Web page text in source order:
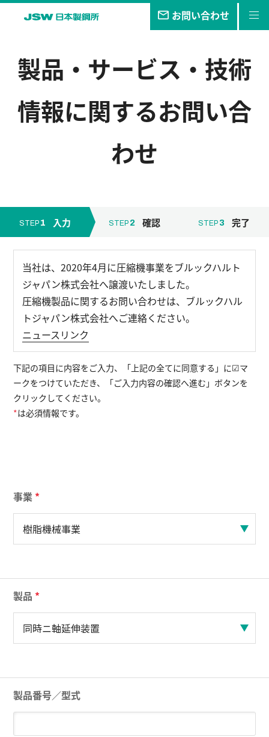
お問い合わせ
事業・製品
技報
採用情報
English お問い合わせ
製品・サービス・技術
情報に関するお問い合
わせ
STEP 1 入力 STEP 2 確認 STEP 3 完了
当社は、2020年4月に圧縮機事業をブルックハルト
ジャパン株式会社へ譲渡いたしました。
圧縮機製品に関するお問い合わせは、ブルックハル
トジャパン株式会社へご連絡ください。
ニュースリンク
下記の項目に内容をご入力、「上記の全てに同意する」に☑マ
ークをつけていただき、「ご入力内容の確認へ進む」ボタンを
クリックしてください。
*は必須情報です。
事業 *
製品 *
製品番号／型式